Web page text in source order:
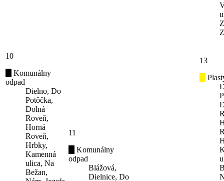
10
Komunálny
odpad
Dielno, Do
Potôčka,
Dolná
Roveň,
Horná
Roveň,
Hrbky,
Kamenná
ulica, Na
Bežan,
11
Komunálny
odpad
Blážová,
Dielnice, Do
13